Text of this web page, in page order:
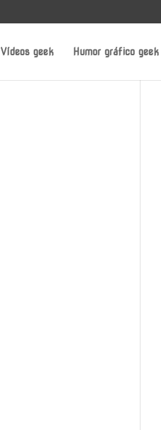
Vídeos geek Humor gráfico geek